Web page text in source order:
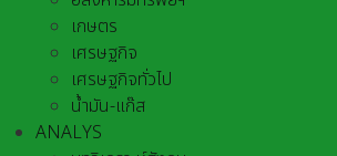
เกษตร
เศรษฐกิจ
เศรษฐกิจทั่วไป
น้ำมัน-แก๊ส
ANALYS